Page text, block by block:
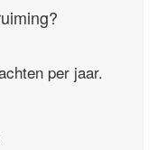
per jaar.